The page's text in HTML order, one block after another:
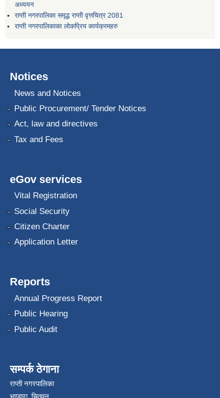
अध्ययन
राप्ती नगरपालिका समृद्ध राप्ती वृत्तचित्र 2081
राप्ती नगरपालिकाका लोकप्रिय कार्यक्रमहरु
Notices
News and Notices
Public Procurement/ Tender Notices
Act, law and directives
Tax and Fees
eGov services
Vital Registration
Social Security
Citizen Charter
Application Letter
Reports
Annual Progress Report
Public Hearing
Public Audit
सम्पर्क ठेगाना
राप्ती नगरपालिका
भण्डारा, चितवन